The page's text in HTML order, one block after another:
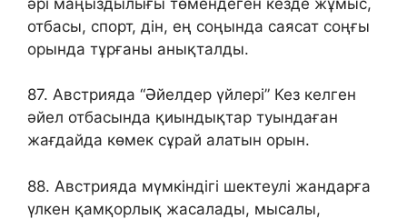
отбасы, спорт, дін, ең соңында саясат соңғы
орында тұрғаны анықталды.
87. Австрияда “Әйелдер үйлері” Кез келген
әйел отбасында қиындықтар туындаған
жағдайда көмек сұрай алатын орын.
88. Австрияда мүмкіндігі шектеулі жандарға
үлкен қамқорлық жасалады, мысалы,